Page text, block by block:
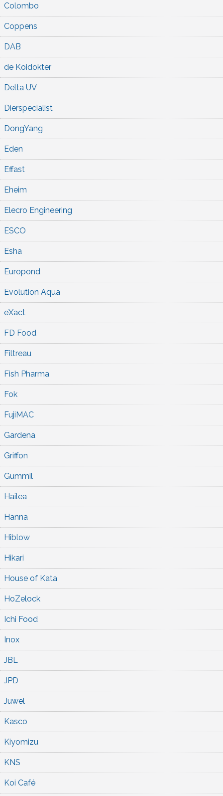
Colombo
Coppens
DAB
de Koidokter
Delta UV
Dierspecialist
DongYang
Eden
Effast
Eheim
Elecro Engineering
ESCO
Esha
Europond
Evolution Aqua
eXact
FD Food
Filtreau
Fish Pharma
Fok
FujiMAC
Gardena
Griffon
Gummil
Hailea
Hanna
Hiblow
Hikari
House of Kata
HoZelock
Ichi Food
Inox
JBL
JPD
Juwel
Kasco
Kiyomizu
KNS
Koi Café